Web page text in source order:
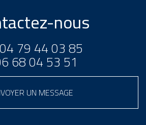
nous
04 79 44 03 85
68 04 53 51
UN MESSAGE